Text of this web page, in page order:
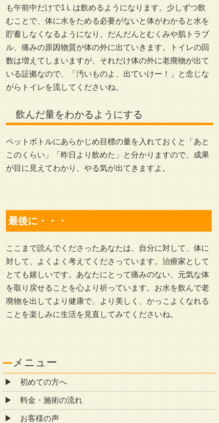
も午前中だけで1Ｌは飲めるようになります。少しずつ飲
むことで、体に水をためる必要がないと体がわかると水を
貯蓄しなくなるようになり、だんだんとむくみや肌トラブ
ル、痛みの原因物質が体の外に出ていきます。トイレの回
数は増えてしまいますが、それだけ体の外に老廃物が出て
いる証拠なので、「汚いものよ、出ていけー！」と念じな
がらトイレを流してくださいね。
飲んだ量をわかるようにする
ペットボトルにあらかじめ目標の量を入れておくと「あと
このくらい」「昨日より飲めた」と分かりますので、成果
が目に見えてわかり、やる気が出てきますよ。
最後に・・・
ここまで読んでくださったあなたは、自分に対して、体に
対して、よくよく考えてくださっています。治療家として
とても嬉しいです。あなたにとって痛みのない、元気な体
を取り戻せることを心より祈っています。お水を飲んで老
廃物を出してより健康で、より美しく、かっこよくなれる
ことを楽しみに生活を見直してみてくださいね。
メニュー
初めての方へ
料金・施術の流れ
お客様の声